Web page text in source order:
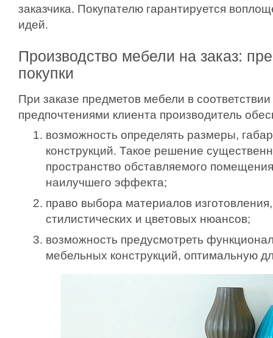
заказчика. Покупателю гарантируется
идей.
Производство мебели на заказ:
покупки
При заказе предметов мебели в
предпочтениями клиента производитель
возможность определять размеры,
конструкций. Такое решение
пространство обставляемого
наилучшего эффекта;
право выбора материалов
стилистических и цветовых нюансов;
возможность предусмотреть
мебельных конструкций, оптимальную